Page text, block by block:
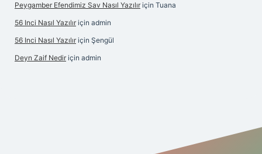
Peygamber Efendimiz Sav Nasıl Yazılır için Tuana
56 Inci Nasıl Yazılır için admin
56 Inci Nasıl Yazılır için Şengül
Deyn Zaif Nedir için admin